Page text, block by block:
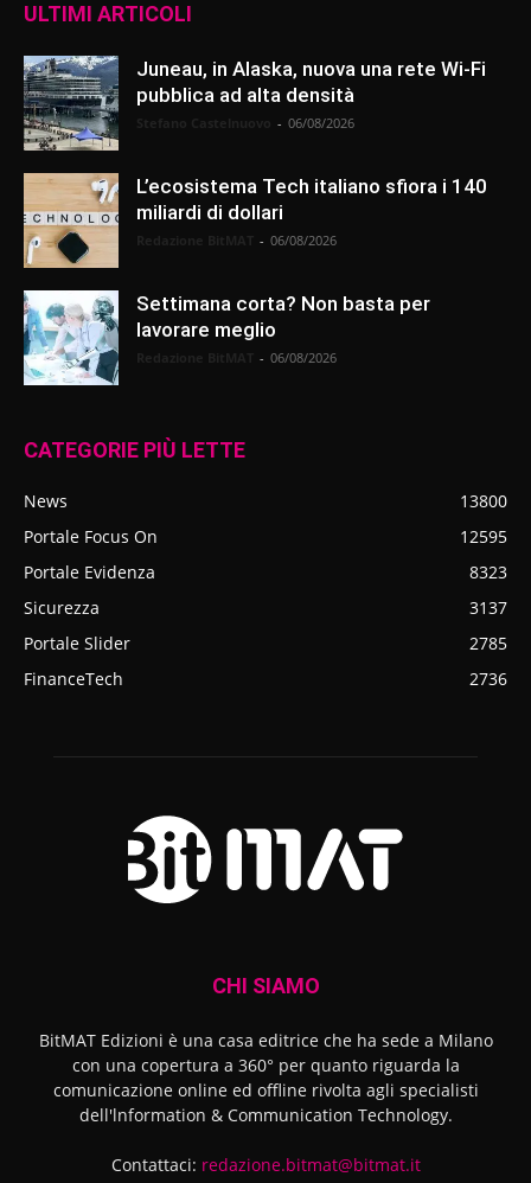
ULTIMI ARTICOLI
Juneau, in Alaska, nuova una rete Wi-Fi
pubblica ad alta densità
- 06/08/2026
L’ecosistema Tech italiano sfiora i 140
miliardi di dollari
- 06/08/2026
Settimana corta? Non basta per
lavorare meglio
- 06/08/2026
CATEGORIE PIÙ LETTE
News
13800
Portale Focus On
12595
Portale Evidenza
8323
Sicurezza
3137
Portale Slider
2785
FinanceTech
2736
CHI SIAMO
BitMAT Edizioni è una casa editrice che ha sede a Milano
con una copertura a 360° per quanto riguarda la
comunicazione online ed offline rivolta agli specialisti
dell'lnformation & Communication Technology.
Contattaci: redazione.bitmat@bitmat.it